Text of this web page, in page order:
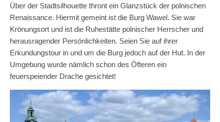
Über der Stadtsilhouette thront ein Glanzstück der polnischen
Renaissance. Hiermit gemeint ist die Burg Wawel. Sie war
Krönungsort und ist die Ruhestätte polnischer Herrscher und
herausragender Persönlichkeiten. Seien Sie auf ihrer
Erkundungstour in und um die Burg jedoch auf der Hut. In der
Umgebung wurde nämlich schon des Öfteren ein
feuerspeiender Drache gesichtet!